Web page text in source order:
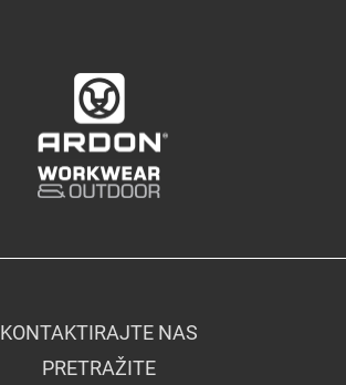
KONTAKTIRAJTE NAS
PRETRAŽITE